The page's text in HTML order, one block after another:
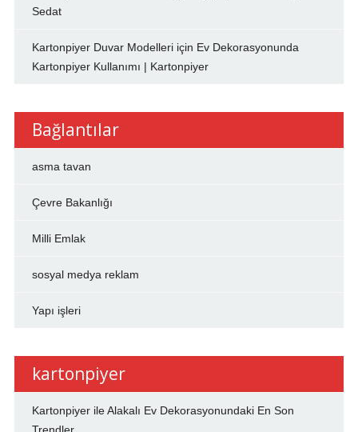
Sedat
Kartonpiyer Duvar Modelleriiçin Ev Dekorasyonunda
Kartonpiyer Kullanımı | Kartonpiyer
Bağlantılar
asma tavan
Çevre Bakanlığı
Milli Emlak
sosyal medya reklam
Yapı işleri
kartonpiyer
Kartonpiyer ile Alakalı Ev Dekorasyonundaki En Son